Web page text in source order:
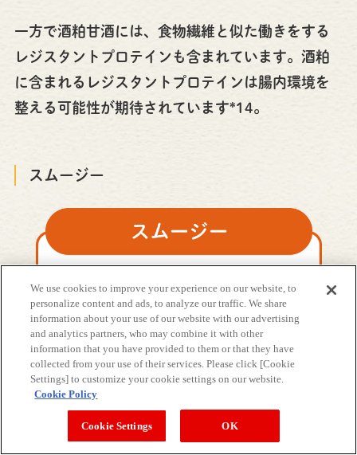
一方で酒粕甘酒には、食物繊維と似た働きをする
レジスタントプロテインも含まれています。酒粕
に含まれるレジスタントプロテインは腸内環境を
整える可能性が期待されています*14。
スムージー
We use cookies to improve your experience on our website, to
personalize content and ads, to analyze our traffic. We share
information about your use of our website with our advertising
and analytics partners, who may combine it with other
information that you have provided to them or that they have
collected from your use of their services. Please click [Cookie
Settings] to customize your cookie settings on our website.
Cookie Policy
Cookie Settings OK